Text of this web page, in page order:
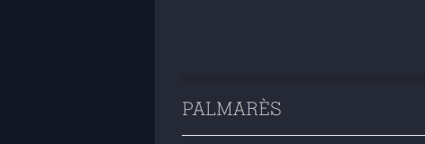
PALMARÈS